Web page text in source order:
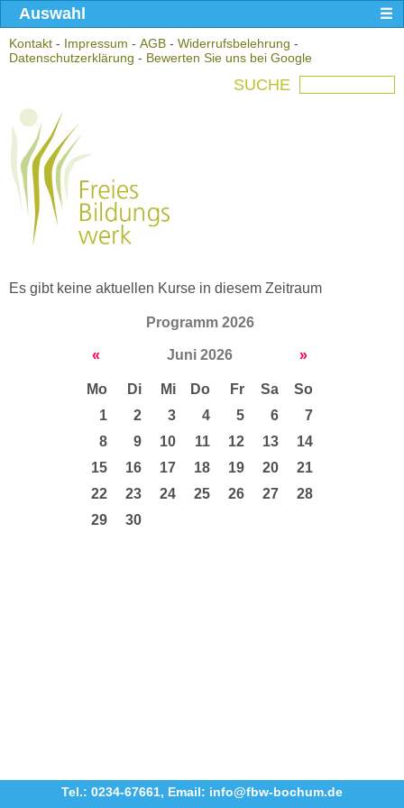
Kontakt - Impressum - AGB - Widerrufsbelehrung -
Datenschutzerklärung - Bewerten Sie uns bei Google
SUCHE
Es gibt keine aktuellen Kurse in diesem Zeitraum
Programm 2026
« Juni 2026 »
Mo Di Mi Do Fr Sa
So
1
2 3 4 5 6
7
8
9 10 11 12 13
14
15
16 17 18 19 20
21
22
23 24 25 26 27
28
29
30
Tel.: 0234-67661, Email: info@fbw-bochum.de
Auswahl